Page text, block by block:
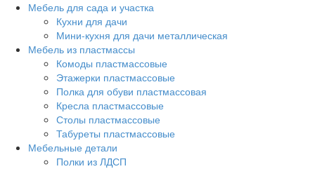
Мебель для сада и участка
Кухни для дачи
Мини-кухня для дачи металлическая
Мебель из пластмассы
Комоды пластмассовые
Этажерки пластмассовые
Полка для обуви пластмассовая
Кресла пластмассовые
Столы пластмассовые
Табуреты пластмассовые
Мебельные детали
Полки из ЛДСП